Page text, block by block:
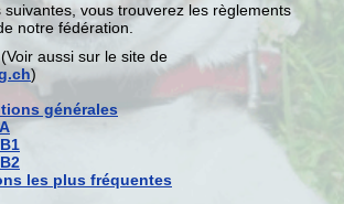
suivantes, vous trouverez les règlements
notre fédération.
aussi sur le site de
)
générales
les plus fréquentes